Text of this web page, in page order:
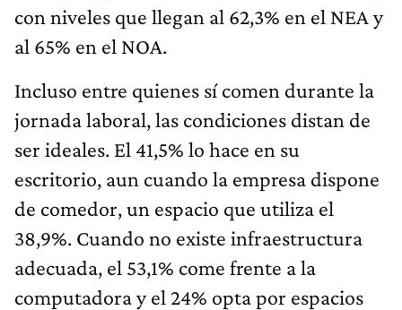
con niveles que llegan al 62,3% en el NEA y
al 65% en el NOA.
Incluso entre quienes sí comen durante la
jornada laboral, las condiciones distan de
ser ideales. El 41,5% lo hace en su
escritorio, aun cuando la empresa dispone
de comedor, un espacio que utiliza el
38,9%. Cuando no existe infraestructura
adecuada, el 53,1% come frente a la
computadora y el 24% opta por espacios